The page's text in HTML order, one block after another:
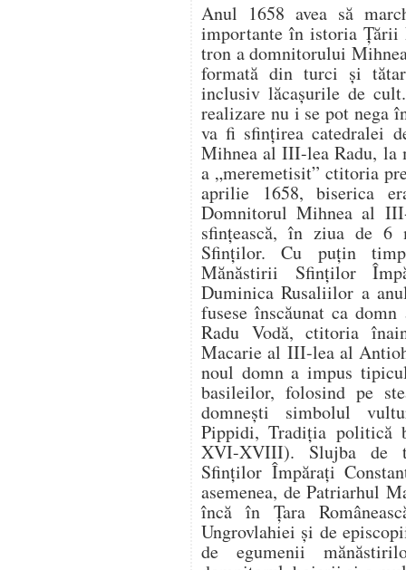
Anul 1658 avea să
importante în istoria Țării
tron a domnitorului
formată din turci și
inclusiv lăcașurile de
realizare nu i se pot nega
va fi sfințirea catedralei
Mihnea al III-lea Radu,
a „meremetisit” ctitoria
aprilie 1658, biserica
Domnitorul Mihnea al
sfințească, în ziua de 6
Sfinților. Cu puţin
Mănăstirii Sfinților
Duminica Rusaliilor a
fusese înscăunat ca
Radu Vodă, ctitoria
Macarie al III-lea al
noul domn a impus
basileilor, folosind pe
domnești simbolul
Pippidi, Tradiția politică
XVI-XVIII). Slujba de
Sfinților Împărați
asemenea, de Patriarhul
încă în Țara
Ungrovlahiei și de
de egumenii